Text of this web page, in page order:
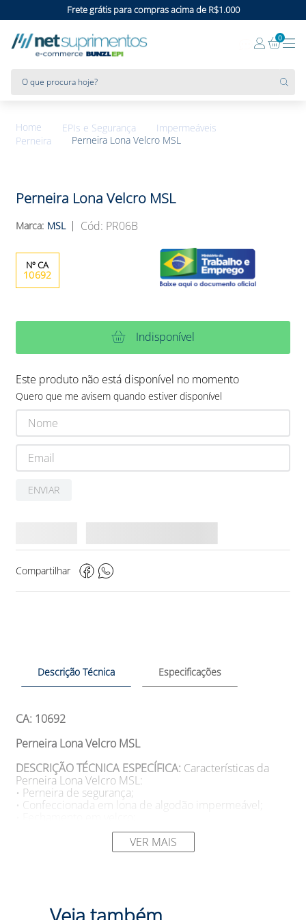
Frete grátis para compras acima de R$1.000
0
EPIs e Segurança
Impermeáveis
Perneira
Perneira Lona Velcro MSL
Perneira Lona Velcro MSL
MSL : PR06B
10692
Indisponível
Este produto não está disponível no momento
Quero que me avisem quando estiver disponível
ENVIAR
Compartilhar
Descrição Técnica Especificações
CA: 10692
Perneira Lona Velcro MSL
DESCRIÇÃO TÉCNICA ESPECÍFICA: Características da
Perneira Lona Velcro MSL:
• Perneira de segurança;
• Confeccionada em lona de algodão impermeável;
• De acordo com a Norma: ISO 11611:2015 (E).
abrasivos, escoriantes e térmicos provenientes de
operações de soldagem e processos similares.
VER MAIS